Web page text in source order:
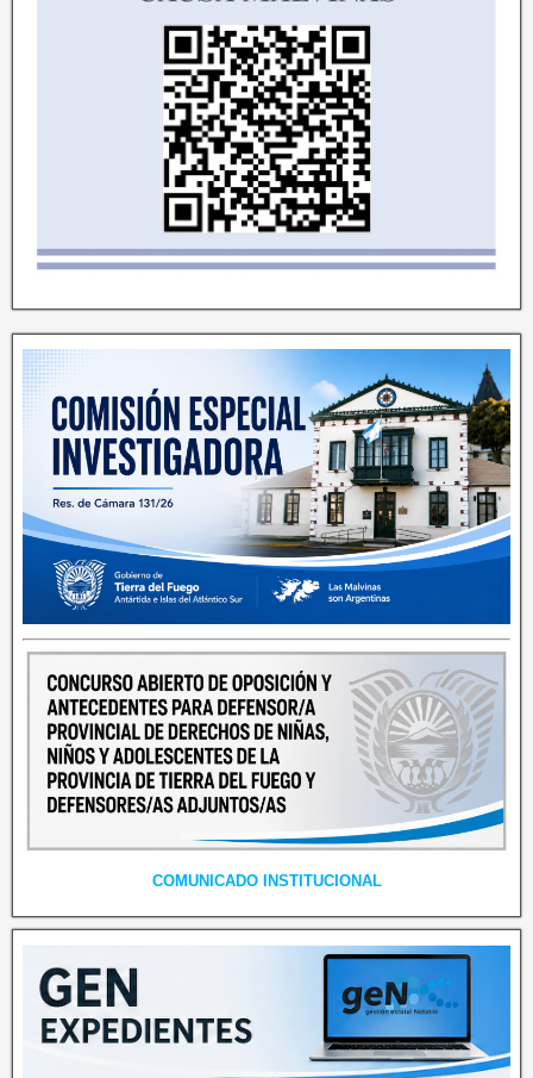
COMUNICADO INSTITUCIONAL